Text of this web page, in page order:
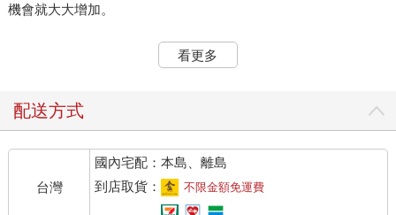
機會就大大增加。
所有的文明產生都是建構在人類的需要之上，而戰爭這類生死攸
關的事，往往為人類帶來許多文明發展，如同我們常提到的紫微
人類的進步，但往往我們會誤以為他只是破壞。風水的起源，深
備別人的進攻或是野獸的侵害，因此這些兵法家將原本用在野外
戰場上的兵法布陣概念，逐漸放入建築防禦工事，甚至是宮殿堡
壘，之後當然會慢慢移轉至富豪家族的房舍，以致於最後將技術
轉移到一般民間居家之內（不打仗了，這些兵法家總是要混口飯
看更多
配送方式
台灣
國內宅配：本島、離島
到店取貨：
不限金額免運費